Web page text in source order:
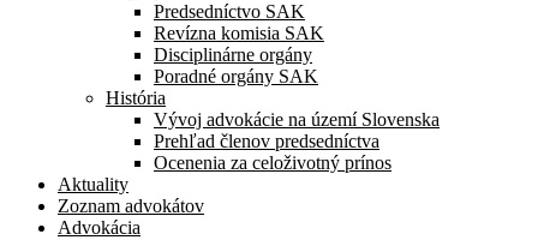
Predsedníctvo SAK
Revízna komisia SAK
Disciplinárne orgány
Poradné orgány SAK
História
Vývoj advokácie na území Slovenska
Prehľad členov predsedníctva
Ocenenia za celoživotný prínos
Aktuality
Zoznam advokátov
Advokácia